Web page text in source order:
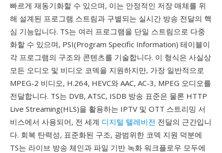
빠르게 재동기화할 수 있으며, 이는 안정적인 저장 매체를 위
해 설계된 프로그램 스트림과 구별되는 실시간 방송 전달의 핵
심 기능입니다. TS는 여러 프로그램을 단일 스트림으로 다중
화할 수 있으며, PSI(Program Specific Information) 테이블이
각 프로그램의 구조와 콘텐츠를 기술합니다. 이 형식은 사실상
모든 오디오 및 비디오 코덱을 지원하지만, 가장 일반적으로
MPEG-2 비디오, H.264, HEVC와 AAC, AC-3, MPEG 오디오를
전달합니다. TS는 DVB, ATSC, ISDB 방송 표준은 물론 HTTP
Live Streaming(HLS)을 활용하는 IPTV 및 OTT 스트리밍 서
비스에서 사용되어, 전 세계 디지털 텔레비전 전달의 근간입니
다. 회복 탄력성, 표준화된 구조, 광범위한 코덱 지원 덕분에
TS는 라이브 방송 체인과 파일 기반 녹화 워크플로우 모두에